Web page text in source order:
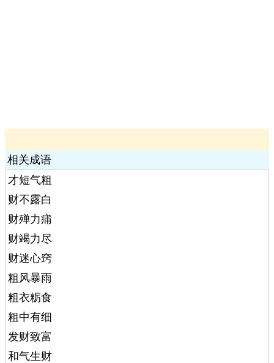
相关成语
才短气粗
财不露白
财殚力痡
财竭力尽
财迷心窍
粗风暴雨
粗衣粝食
粗中有细
发财致富
和气生财